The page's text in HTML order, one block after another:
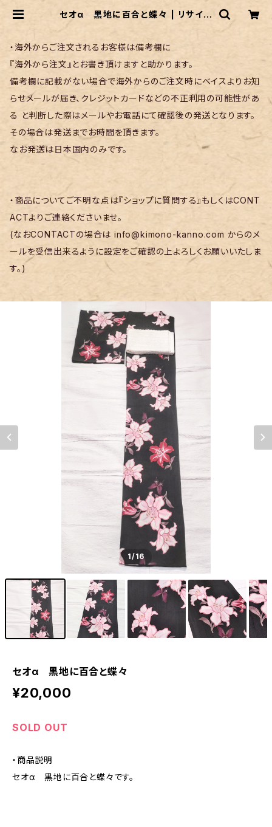
セオα 黒地に百合と蝶々 | リサイク
・海外からご注文されるお客様は備考欄に
『海外から注文』とお書き頂けますと助かります。
備考欄に記載がない場合で海外からのご注文時にベイスよりお知
らせメールが届き、クレジットカードなどの不正利用の可能性があ
る と判断した際はメールやお電話にて確認後の発送となります。
その場合は発送までお時間を頂きます。
なお発送は日本国内のみです。
・商品についてご不明な点は『ショップに質問する』もしくはCONT
ACTよりご連絡くださいませ。
(なおCONTACTの場合はinfo@kimono-kanno.com からのメ
ールを受信出来るように設定をご確認の上よろしくお願いいたしま
す。)
1/16
セオα 黒地に百合と蝶々
¥20,000
SOLD OUT
・商品説明
セオα 黒地に百合と蝶々です。